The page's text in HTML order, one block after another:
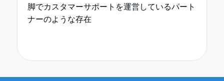
脚でカスタマーサポートを運営しているパート
ナーのような存在